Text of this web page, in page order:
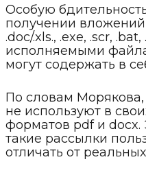
Особую
получении
.doc/.xls., .exe, .scr,
исполняемыми
могут содержать в
По словам
не используют в
форматов pdf и docx.
такие рассылки
отличать от